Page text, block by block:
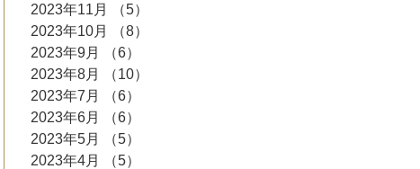
2023年11月
（5）
2023年10月
（8）
2023年9月
（6）
2023年8月
（10）
2023年7月
（6）
2023年6月
（6）
2023年5月
（5）
2023年4月
（5）